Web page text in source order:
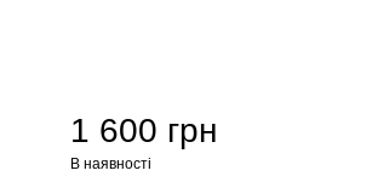
1 600 грн
В наявності